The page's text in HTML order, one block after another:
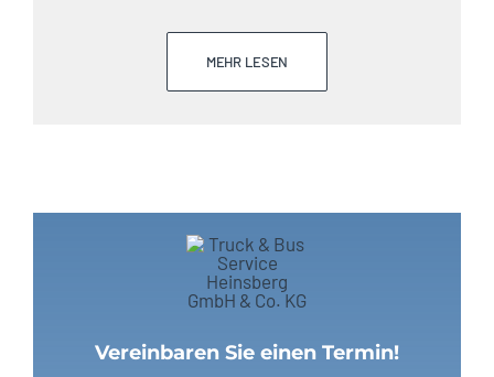
MEHR LESEN
Vereinbaren Sie einen Termin!